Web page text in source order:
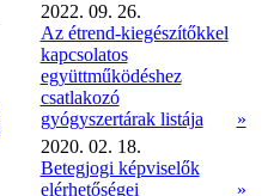
2022. 09. 26.
Az étrend-kiegészítőkkel
kapcsolatos
együttműködéshez
csatlakozó
gyógyszertárak listája
»
2020. 02. 18.
Betegjogi képviselők
elérhetőségei
»